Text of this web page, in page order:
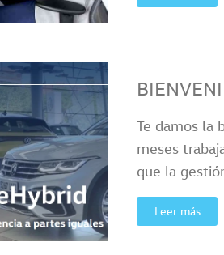
Te damos la
meses
que la
Leer más